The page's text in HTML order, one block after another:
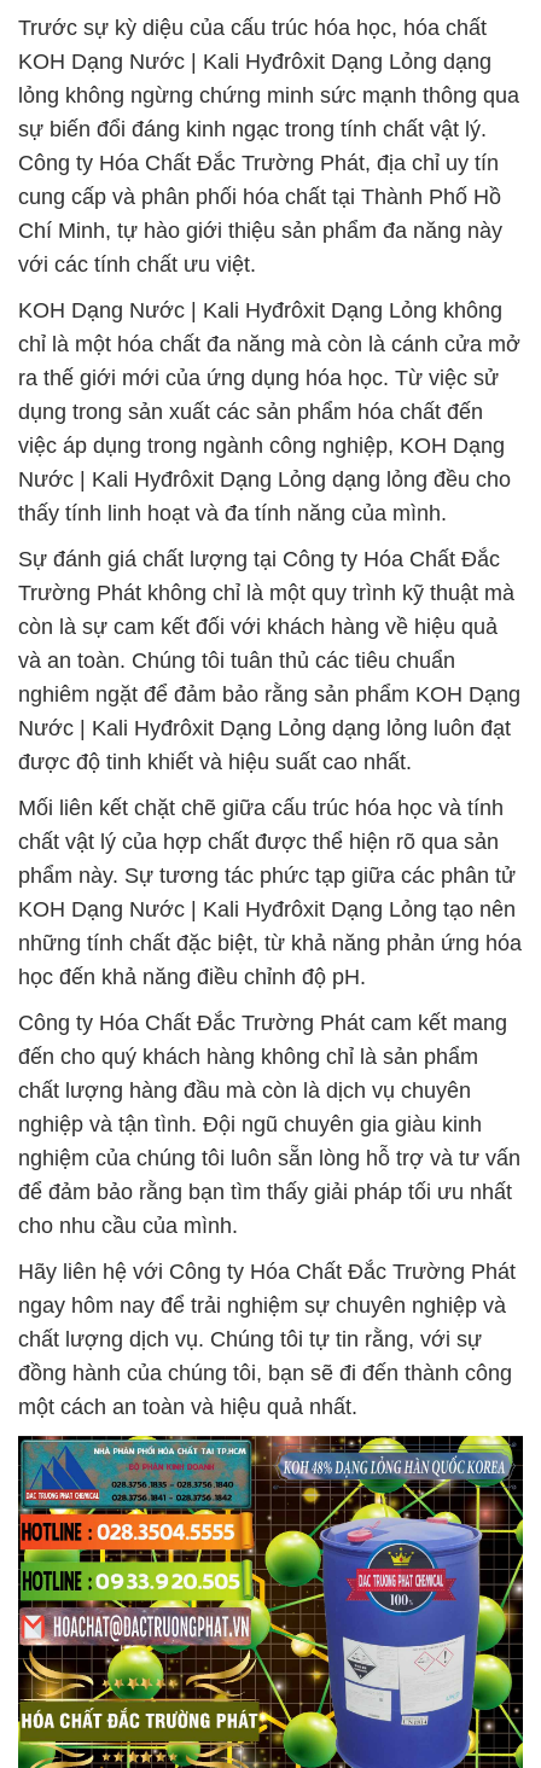
Trước sự kỳ diệu của cấu trúc hóa học, hóa chất
KOH Dạng Nước | Kali Hyđrôxit Dạng Lỏng dạng
lỏng không ngừng chứng minh sức mạnh thông qua
sự biến đổi đáng kinh ngạc trong tính chất vật lý.
Công ty Hóa Chất Đắc Trường Phát, địa chỉ uy tín
cung cấp và phân phối hóa chất tại Thành Phố Hồ
Chí Minh, tự hào giới thiệu sản phẩm đa năng này
với các tính chất ưu việt.
KOH Dạng Nước | Kali Hyđrôxit Dạng Lỏng không
chỉ là một hóa chất đa năng mà còn là cánh cửa mở
ra thế giới mới của ứng dụng hóa học. Từ việc sử
dụng trong sản xuất các sản phẩm hóa chất đến
việc áp dụng trong ngành công nghiệp, KOH Dạng
Nước | Kali Hyđrôxit Dạng Lỏng dạng lỏng đều cho
thấy tính linh hoạt và đa tính năng của mình.
Sự đánh giá chất lượng tại Công ty Hóa Chất Đắc
Trường Phát không chỉ là một quy trình kỹ thuật mà
còn là sự cam kết đối với khách hàng về hiệu quả
và an toàn. Chúng tôi tuân thủ các tiêu chuẩn
nghiêm ngặt để đảm bảo rằng sản phẩm KOH Dạng
Nước | Kali Hyđrôxit Dạng Lỏng dạng lỏng luôn đạt
được độ tinh khiết và hiệu suất cao nhất.
Mối liên kết chặt chẽ giữa cấu trúc hóa học và tính
chất vật lý của hợp chất được thể hiện rõ qua sản
phẩm này. Sự tương tác phức tạp giữa các phân tử
KOH Dạng Nước | Kali Hyđrôxit Dạng Lỏng tạo nên
những tính chất đặc biệt, từ khả năng phản ứng hóa
học đến khả năng điều chỉnh độ pH.
Công ty Hóa Chất Đắc Trường Phát cam kết mang
đến cho quý khách hàng không chỉ là sản phẩm
chất lượng hàng đầu mà còn là dịch vụ chuyên
nghiệp và tận tình. Đội ngũ chuyên gia giàu kinh
nghiệm của chúng tôi luôn sẵn lòng hỗ trợ và tư vấn
để đảm bảo rằng bạn tìm thấy giải pháp tối ưu nhất
cho nhu cầu của mình.
Hãy liên hệ với Công ty Hóa Chất Đắc Trường Phát
ngay hôm nay để trải nghiệm sự chuyên nghiệp và
chất lượng dịch vụ. Chúng tôi tự tin rằng, với sự
đồng hành của chúng tôi, bạn sẽ đi đến thành công
một cách an toàn và hiệu quả nhất.